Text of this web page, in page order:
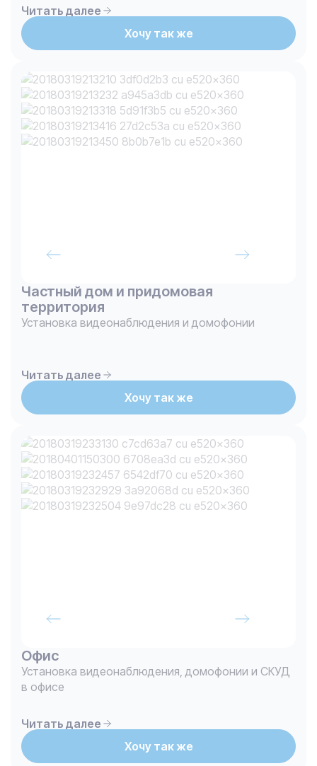
Читать далее
Хочу так же
Частный дом и придомовая
территория
Установка видеонаблюдения и домофонии
Читать далее
Хочу так же
Офис
Установка видеонаблюдения, домофонии и СКУД
в офисе
Читать далее
Хочу так же